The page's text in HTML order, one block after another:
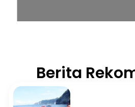
Berita